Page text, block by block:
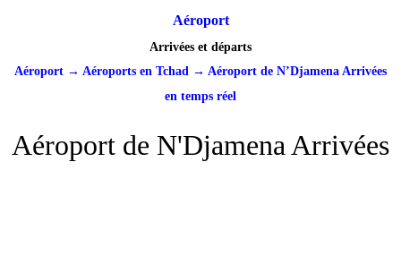
Aéroport
Arrivées et départs
Aéroport → Aéroports en Tchad → Aéroport de N’Djamena Arrivées
en temps réel
Aéroport de N'Djamena Arrivées